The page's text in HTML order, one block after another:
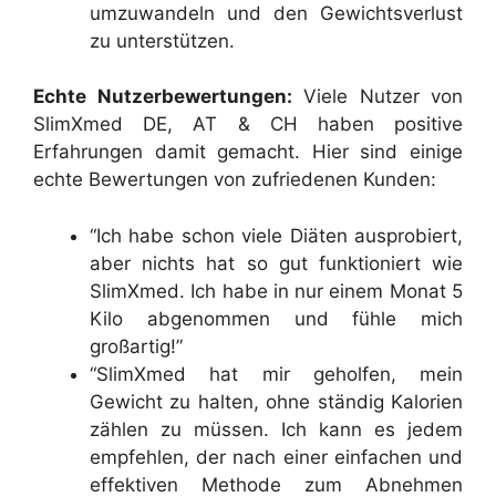
umzuwandeln und den Gewichtsverlust
zu unterstützen.
Echte Nutzerbewertungen: Viele Nutzer von
SlimXmed DE, AT & CH haben positive
Erfahrungen damit gemacht. Hier sind einige
echte Bewertungen von zufriedenen Kunden:
“Ich habe schon viele Diäten ausprobiert,
aber nichts hat so gut funktioniert wie
SlimXmed. Ich habe in nur einem Monat 5
Kilo abgenommen und fühle mich
großartig!”
“SlimXmed hat mir geholfen, mein
Gewicht zu halten, ohne ständig Kalorien
zählen zu müssen. Ich kann es jedem
empfehlen, der nach einer einfachen und
effektiven Methode zum Abnehmen